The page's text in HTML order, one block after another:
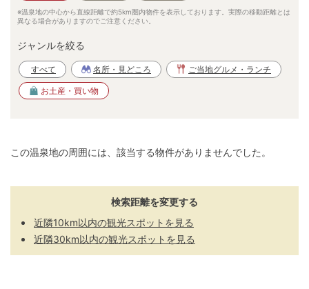
※温泉地の中心から直線距離で約5km圏内物件を表示しております。実際の移動距離とは
異なる場合がありますのでご注意ください。
ジャンルを絞る
すべて 名所・見どころ ご当地グルメ・ランチ
お土産・買い物
この温泉地の周囲には、該当する物件がありませんでした。
検索距離を変更する
近隣10km以内の観光スポットを見る
近隣30km以内の観光スポットを見る